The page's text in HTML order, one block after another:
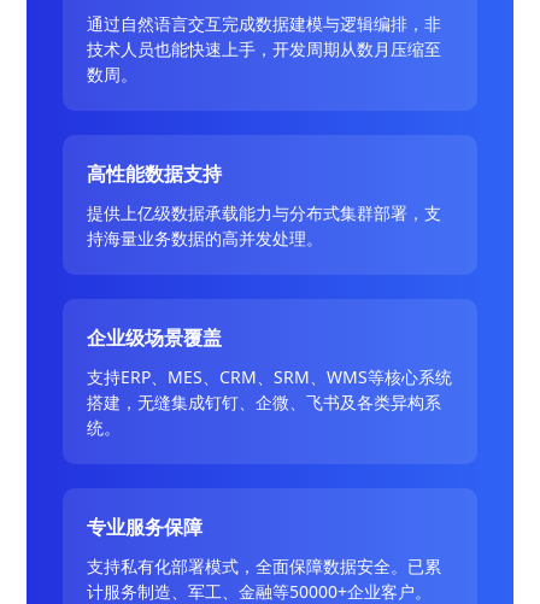
通过自然语言交互完成数据建模与逻辑编排，非
技术人员也能快速上手，开发周期从数月压缩至
数周。
高性能数据支持
提供上亿级数据承载能力与分布式集群部署，支
持海量业务数据的高并发处理。
企业级场景覆盖
支持ERP、MES、CRM、SRM、WMS等核心系统
搭建，无缝集成钉钉、企微、飞书及各类异构系
统。
专业服务保障
支持私有化部署模式，全面保障数据安全。已累
计服务制造、军工、金融等50000+企业客户。